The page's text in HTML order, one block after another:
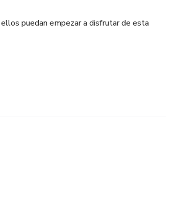
puedan empezar a disfrutar de esta